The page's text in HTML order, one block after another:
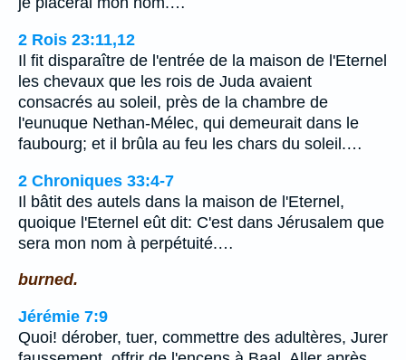
2 Rois 23:11,12
Il fit disparaître de l'entrée de la maison de l'Eternel
les chevaux que les rois de Juda avaient
consacrés au soleil, près de la chambre de
l'eunuque Nethan-Mélec, qui demeurait dans le
faubourg; et il brûla au feu les chars du soleil.…
2 Chroniques 33:4-7
Il bâtit des autels dans la maison de l'Eternel,
quoique l'Eternel eût dit: C'est dans Jérusalem que
sera mon nom à perpétuité.…
burned.
Jérémie 7:9
Quoi! dérober, tuer, commettre des adultères, Jurer